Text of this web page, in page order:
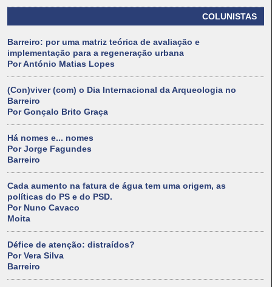
COLUNISTAS
Barreiro: por uma matriz teórica de avaliação e
implementação para a regeneração urbana
Por António Matias Lopes
(Con)viver (com) o Dia Internacional da Arqueologia no
Barreiro
Por Gonçalo Brito Graça
Há nomes e... nomes
Por Jorge Fagundes
Barreiro
Cada aumento na fatura de água tem uma origem, as
políticas do PS e do PSD.
Por Nuno Cavaco
Moita
Défice de atenção: distraídos?
Por Vera Silva
Barreiro